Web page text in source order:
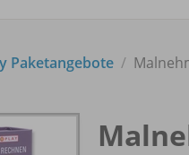
Paketangebote